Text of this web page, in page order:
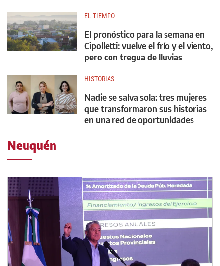
EL TIEMPO
El pronóstico para la semana en
Cipolletti: vuelve el frío y el viento,
pero con tregua de lluvias
HISTORIAS
Nadie se salva sola: tres mujeres
que transformaron sus historias
en una red de oportunidades
Neuquén